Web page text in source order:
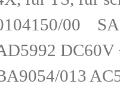
00
013